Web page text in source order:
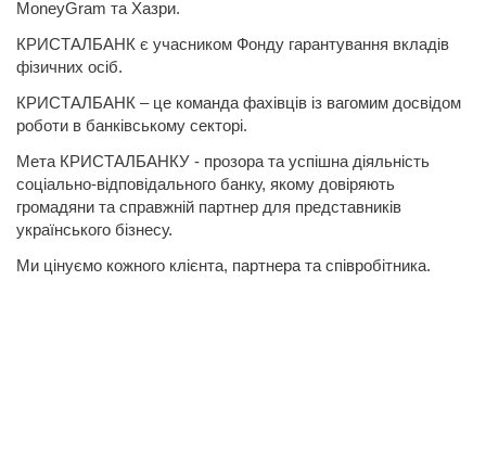
MoneyGram та Xазри.
КРИСТАЛБАНК є учасником Фонду гарантування вкладів
фізичних осіб.
КРИСТАЛБАНК – це команда фахівців із вагомим досвідом
роботи в банківському секторі.
Мета КРИСТАЛБАНКУ - прозора та успішна діяльність
соціально-відповідального банку, якому довіряють
громадяни та справжній партнер для представників
українського бізнесу.
Ми цінуємо кожного клієнта, партнера та співробітника.